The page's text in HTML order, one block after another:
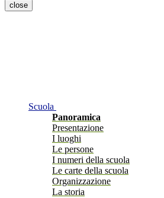
close
Scuola
Panoramica
Presentazione
I luoghi
Le persone
I numeri della scuola
Le carte della scuola
Organizzazione
La storia